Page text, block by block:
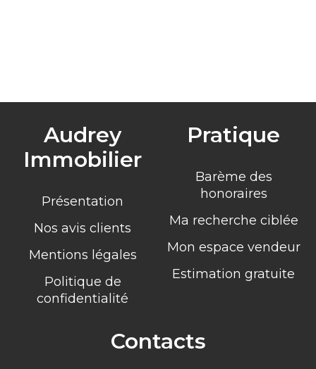
Audrey
Immobilier
Présentation
Nos avis clients
Mentions légales
Politique de
confidentialité
Pratique
Barème des
honoraires
Ma recherche ciblée
Mon espace vendeur
Estimation gratuite
Contacts